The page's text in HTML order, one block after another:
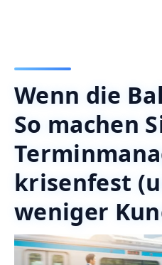
Wenn die
So machen
krisenfest
weniger